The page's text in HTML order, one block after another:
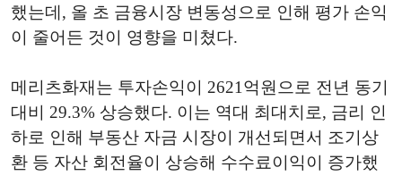
했는데, 올 초 금융시장 변동성으로 인해 평가 손익
이 줄어든 것이 영향을 미쳤다.
메리츠화재는 투자손익이 2621억원으로 전년 동기
대비 29.3% 상승했다. 이는 역대 최대치로, 금리 인
하로 인해 부동산 자금 시장이 개선되면서 조기상
환 등 자산 회전율이 상승해 수수료이익이 증가했